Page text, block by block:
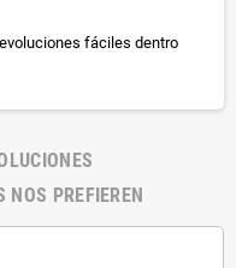
fáciles dentro
NOS PREFIEREN